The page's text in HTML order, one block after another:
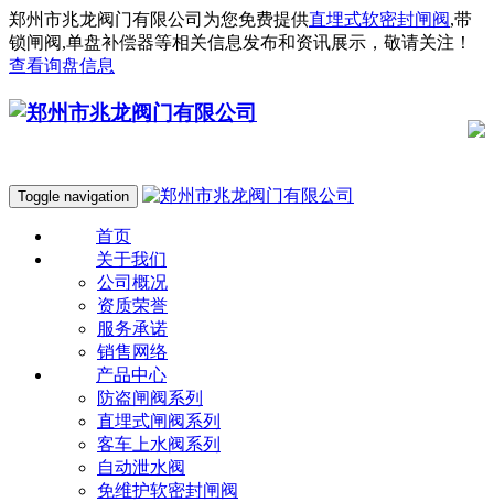
郑州市兆龙阀门有限公司为您免费提供直埋式软密封闸阀,带
锁闸阀,单盘补偿器等相关信息发布和资讯展示，敬请关注！
查看询盘信息
Toggle navigation
首页
关于我们
公司概况
资质荣誉
服务承诺
销售网络
产品中心
防盗闸阀系列
直埋式闸阀系列
客车上水阀系列
自动泄水阀
免维护软密封闸阀